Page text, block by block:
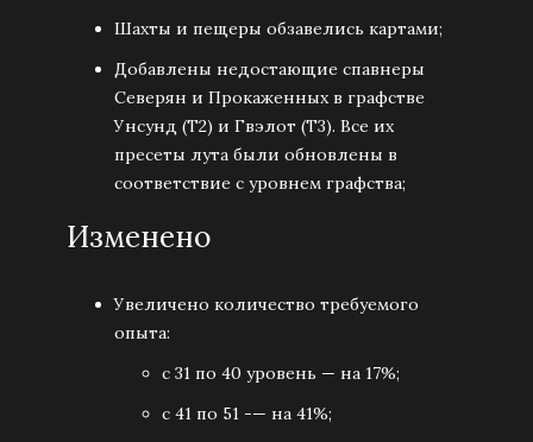
Шахты и пещеры обзавелись картами;
Добавлены недостающие спавнеры
Северян и Прокаженных в графстве
Унсунд (Т2) и Гвэлот (Т3). Все их
пресеты лута были обновлены в
соответствие с уровнем графства;
Изменено
Увеличено количество требуемого
опыта:
с 31 по 40 уровень — на 17%;
с 41 по 51 -— на 41%;